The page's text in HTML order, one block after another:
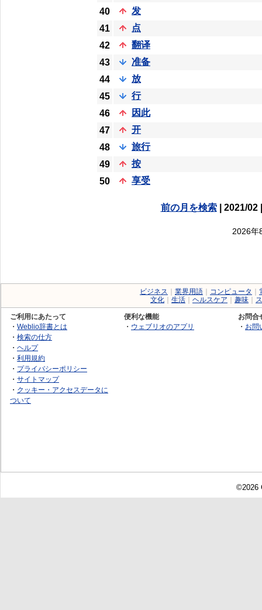
40
发
41
点
42
翻译
43
准备
44
放
45
行
46
因此
47
开
48
旅行
49
按
50
享受
前の月を検索| 2021/02
2026年
ビジネス 業界用語 コンピュータ
文化
生活 ヘルスケア 趣味
ご利用にあたって
・ Weblio辞書とは
・ 検索の仕方
・ ヘルプ
・ 利用規約
・ プライバシーポリシー
・ サイトマップ
・ クッキー・アクセスデータに
ついて
便利な機能
・ ウェブリオのアプリ
お問合
・ お問
©2026